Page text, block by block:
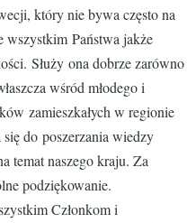
który nie bywa często na
wszystkim Państwa jakże
Służy ona dobrze zarówno
wśród młodego i
zamieszkałych w regionie
do poszerzania wiedzy
temat naszego kraju. Za
podziękowanie.
Członkom i